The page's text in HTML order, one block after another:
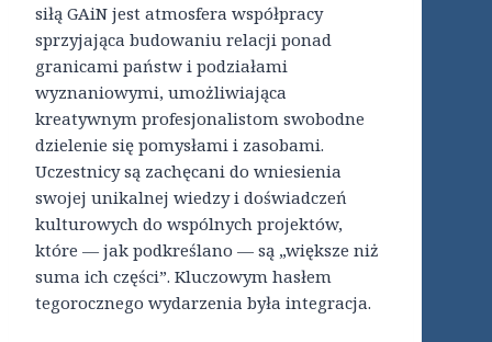
siłą GAiN jest atmosfera współpracy
sprzyjająca budowaniu relacji ponad
granicami państw i podziałami
wyznaniowymi, umożliwiająca
kreatywnym profesjonalistom swobodne
dzielenie się pomysłami i zasobami.
Uczestnicy są zachęcani do wniesienia
swojej unikalnej wiedzy i doświadczeń
kulturowych do wspólnych projektów,
które — jak podkreślano — są „większe niż
suma ich części”. Kluczowym hasłem
tegorocznego wydarzenia była integracja.